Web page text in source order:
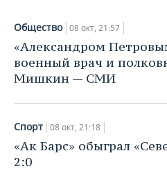
ХОККЕЙ С МЯЧОМ
ПРОИСШЕСТВИЯ
Общество 08 окт, 21:57
«Александром
военный врач и
Мишкин — СМИ
Спорт 08 окт, 21:18
«Ак Барс» обыграл
2:0